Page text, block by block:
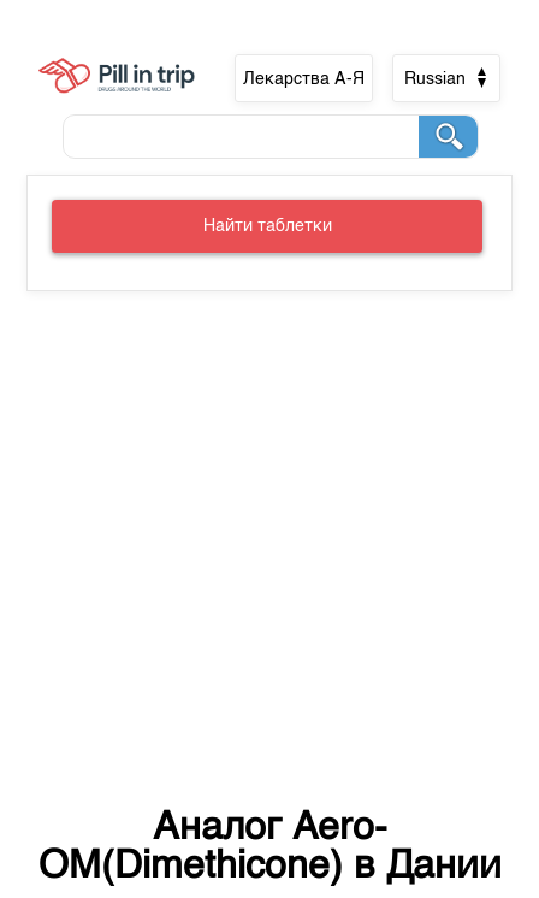
Лекарства А-Я Russian
Найти таблетки
Аналог Aero-
OM(Dimethicone) в Дании